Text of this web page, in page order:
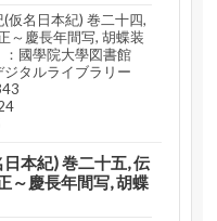
仮名日本紀) 巻二十四,
～慶長年間写, 胡蝶装
國學院大學図書館
タルライブラリー
本紀) 巻二十五, 伝
～慶長年間写, 胡蝶